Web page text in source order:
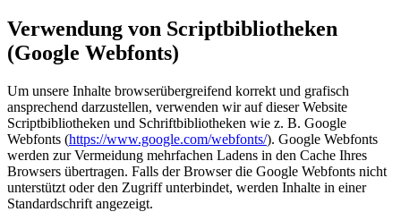
Verwendung von Scriptbibliotheken
(Google Webfonts)
Um unsere Inhalte browserübergreifend korrekt und grafisch
ansprechend darzustellen, verwenden wir auf dieser Website
Scriptbibliotheken und Schriftbibliotheken wie z. B. Google
Webfonts (https://www.google.com/webfonts/). Google Webfonts
werden zur Vermeidung mehrfachen Ladens in den Cache Ihres
Browsers übertragen. Falls der Browser die Google Webfonts nicht
unterstützt oder den Zugriff unterbindet, werden Inhalte in einer
Standardschrift angezeigt.